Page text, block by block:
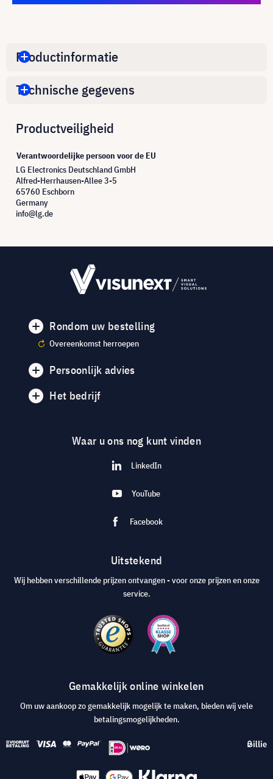
Productinformatie
Technische gegevens
Productveiligheid
Verantwoordelijke persoon voor de EU
LG Electronics Deutschland GmbH
Alfred-Herrhausen-Allee 3-5
65760 Eschborn
Germany
info@lg.de
Rondom uw bestelling
Overeenkomst herroepen
Persoonlijk advies
Het bedrijf
Waar u ons nog kunt vinden
LinkedIn
YouTube
Facebook
Uitstekend
Wij hebben verschillende prijzen ontvangen - voor onze prijzen en onze
service.
Gemakkelijk online winkelen
Om uw aankoop zo gemakkelijk mogelijk te maken, bieden wij vele
betalingsmogelijkheden.